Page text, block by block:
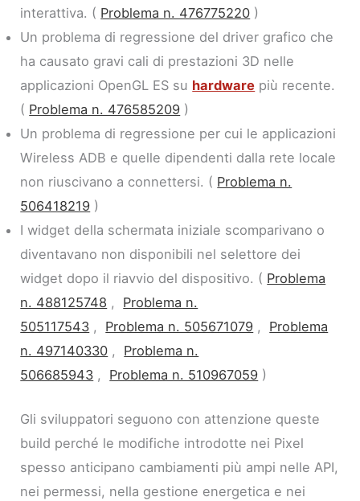
interattiva. ( Problema n. 476775220 )
Un problema di regressione del driver grafico che
ha causato gravi cali di prestazioni 3D nelle
applicazioni OpenGL ES su hardware più recente.
( Problema n. 476585209 )
Un problema di regressione per cui le applicazioni
Wireless ADB e quelle dipendenti dalla rete locale
non riuscivano a connettersi. ( Problema n.
506418219 )
I widget della schermata iniziale scomparivano o
diventavano non disponibili nel selettore dei
widget dopo il riavvio del dispositivo. ( Problema
n. 488125748 , Problema n.
505117543 , Problema n. 505671079 , Problema
n. 497140330 , Problema n.
506685943 , Problema n. 510967059 )
Gli sviluppatori seguono con attenzione queste
build perché le modifiche introdotte nei Pixel
spesso anticipano cambiamenti più ampi nelle API,
nei permessi, nella gestione energetica e nei